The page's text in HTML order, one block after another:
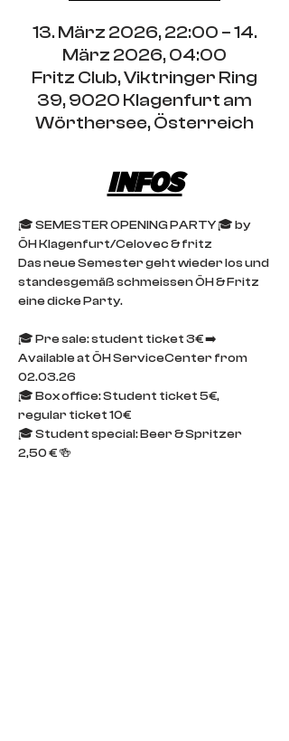
13. März 2026, 22:00 – 14.
März 2026, 04:00
Fritz Club, Viktringer Ring
39, 9020 Klagenfurt am
Wörthersee, Österreich
INFOS
🎓 SEMESTER OPENING PARTY 🎓 by
ÖH Klagenfurt/Celovec & fritz
Das neue Semester geht wieder los und
standesgemäß schmeissen ÖH & Fritz
eine dicke Party.
🎓 Pre sale: student ticket 3€ ➡️
Available at ÖH ServiceCenter from
02.03.26
🎓 Box office: Student ticket 5€,
regular ticket 10€
🎓 Student special: Beer & Spritzer
2,50 € 🍻